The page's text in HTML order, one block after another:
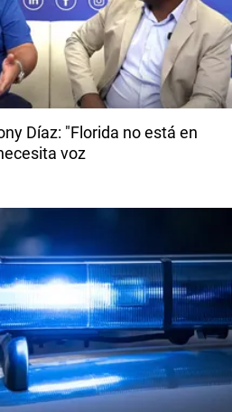
Díaz: "Florida no está en
voz